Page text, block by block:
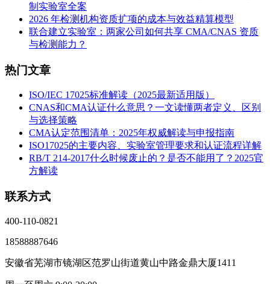
制实验室全案
2026 年检测机构资质扩项的成本与效益精算模型
联合建立实验室：两家公司如何共享 CMA/CNAS 资质
与检测能力？
热门文章
ISO/IEC 17025标准解读（2025最新适用版）
CNAS和CMA认证什么意思？一文读懂两者定义、区别
与选择策略
CMA认定范围清单：2025年权威解读与申报指南
ISO17025的主要内容、实验室管理要求和认证流程详解
RB/T 214-2017什么时候废止的？是否不能用了？2025官
方解读
联系方式
400-110-0821
18588887646
安徽省芜湖市镜湖区范罗山街道黄山中路金鼎大厦1411